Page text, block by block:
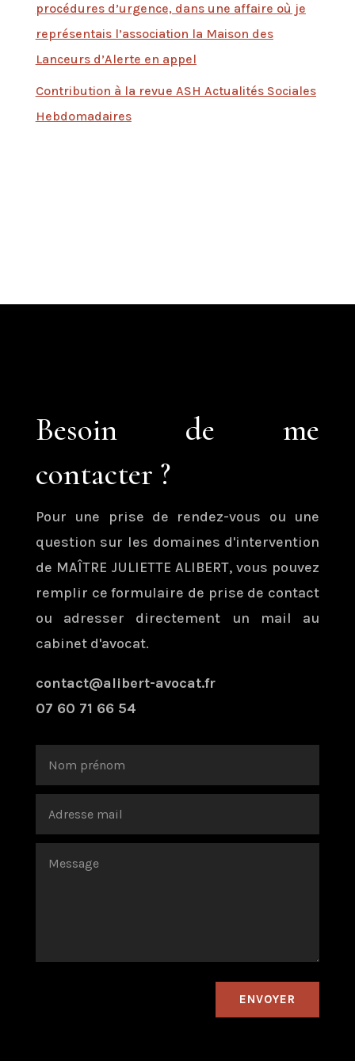
procédures d’urgence, dans une affaire où je
représentais l’association la Maison des
Lanceurs d’Alerte en appel
Contribution à la revue ASH Actualités Sociales
Hebdomadaires
Besoin de me
contacter ?
Pour une prise de rendez-vous ou une
question sur les domaines d'intervention
de MAÎTRE JULIETTE ALIBERT, vous pouvez
remplir ce formulaire de prise de contact
ou adresser directement un mail au
cabinet d'avocat.
contact@alibert-avocat.fr
07 60 71 66 54
ENVOYER